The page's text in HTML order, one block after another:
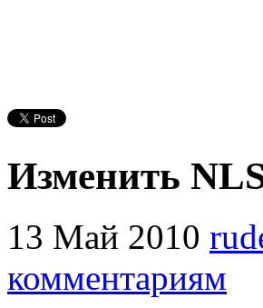
Изменить
13 Май 2010
комментариям